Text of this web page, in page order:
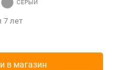
7 лет
в магазин